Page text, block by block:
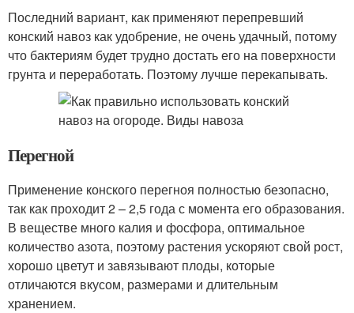
Последний вариант, как применяют перепревший
конский навоз как удобрение, не очень удачный, потому
что бактериям будет трудно достать его на поверхности
грунта и переработать. Поэтому лучше перекапывать.
Перегной
Применение конского перегноя полностью безопасно,
так как проходит 2 – 2,5 года с момента его образования.
В веществе много калия и фосфора, оптимальное
количество азота, поэтому растения ускоряют свой рост,
хорошо цветут и завязывают плоды, которые
отличаются вкусом, размерами и длительным
хранением.